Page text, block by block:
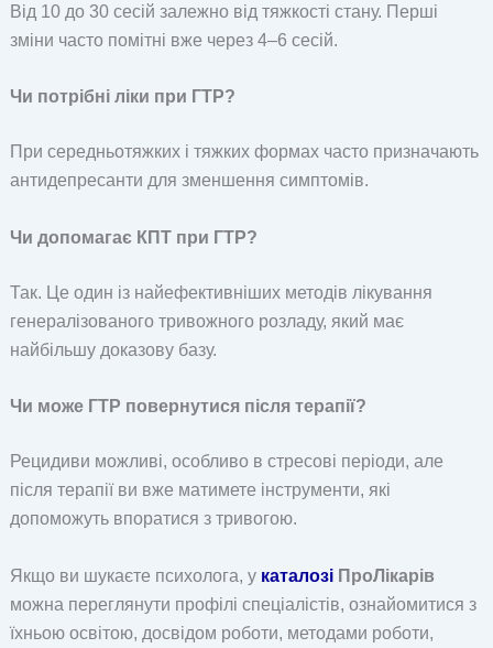
Від 10 до 30 сесій залежно від тяжкості стану. Перші
зміни часто помітні вже через 4–6 сесій.
Чи потрібні ліки при ГТР?
При середньотяжких і тяжких формах часто призначають
антидепресанти для зменшення симптомів.
Чи допомагає КПТ при ГТР?
Так. Це один із найефективніших методів лікування
генералізованого тривожного розладу, який має
найбільшу доказову базу.
Чи може ГТР повернутися після терапії?
Рецидиви можливі, особливо в стресові періоди, але
після терапії ви вже матимете інструменти, які
допоможуть впоратися з тривогою.
Якщо ви шукаєте психолога, у каталозі ПроЛікарів
можна переглянути профілі спеціалістів, ознайомитися з
їхньою освітою, досвідом роботи, методами роботи,